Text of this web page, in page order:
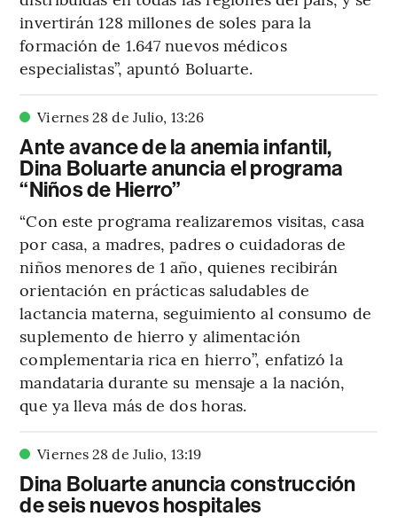
invertirán 128 millones de soles para la
formación de 1.647 nuevos médicos
especialistas”, apuntó Boluarte.
Viernes 28 de Julio, 13:26
Ante avance de la anemia infantil,
Dina Boluarte anuncia el programa
“Niños de Hierro”
“Con este programa realizaremos visitas, casa
por casa, a madres, padres o cuidadoras de
niños menores de 1 año, quienes recibirán
orientación en prácticas saludables de
lactancia materna, seguimiento al consumo de
suplemento de hierro y alimentación
complementaria rica en hierro”, enfatizó la
mandataria durante su mensaje a la nación,
que ya lleva más de dos horas.
Viernes 28 de Julio, 13:19
Dina Boluarte anuncia construcción
de seis nuevos hospitales